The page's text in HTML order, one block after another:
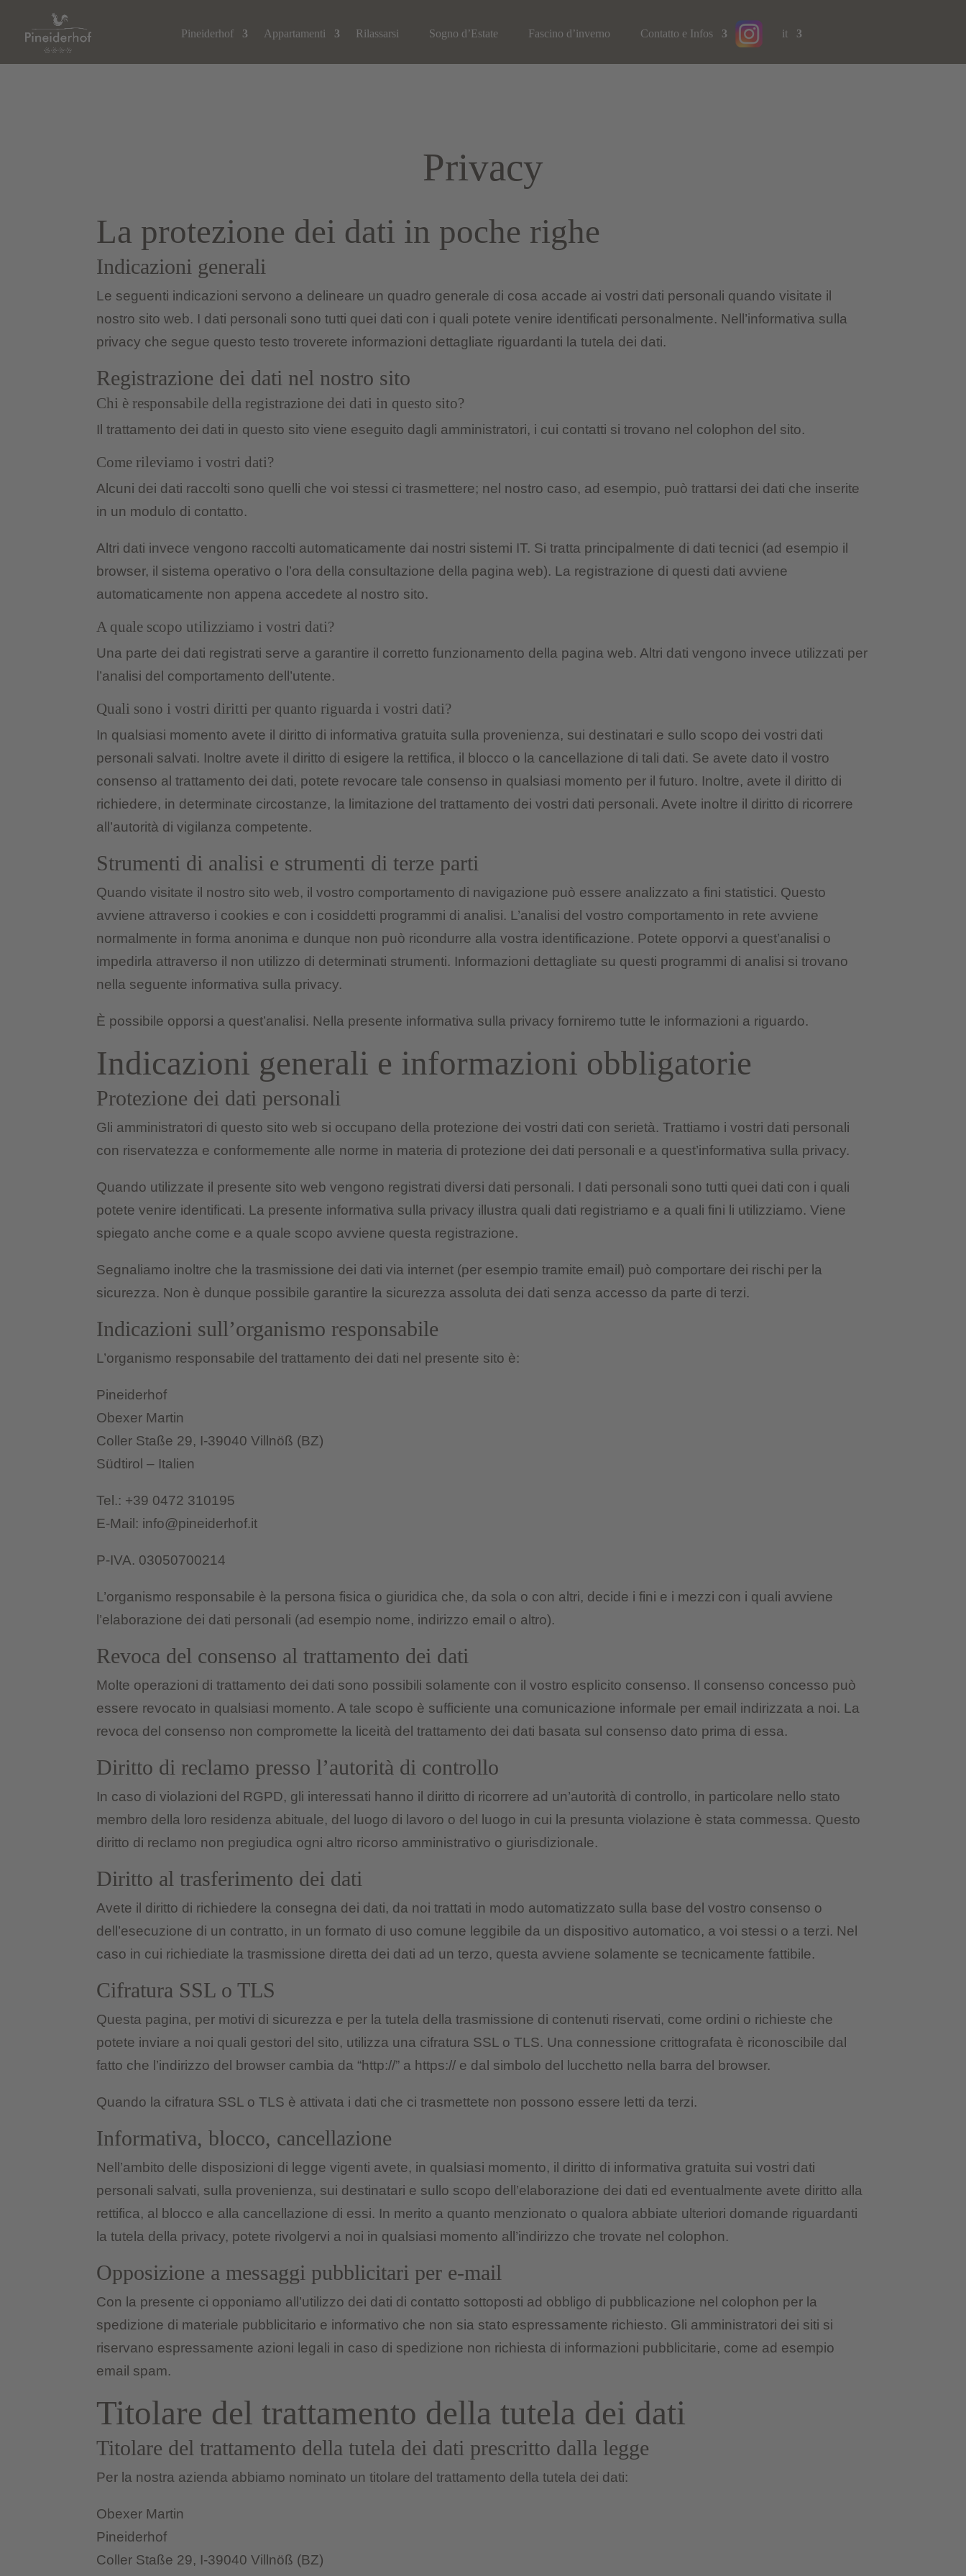
Pineiderhof Appartamenti Rilassarsi Sogno d’Estate Fascino d’inverno Contatto e Infos it
Privacy
La protezione dei dati in poche righe
Indicazioni generali
Le seguenti indicazioni servono a delineare un quadro generale di cosa accade ai vostri dati personali quando visitate il
nostro sito web. I dati personali sono tutti quei dati con i quali potete venire identificati personalmente. Nell’informativa sulla
privacy che segue questo testo troverete informazioni dettagliate riguardanti la tutela dei dati.
Registrazione dei dati nel nostro sito
Chi è responsabile della registrazione dei dati in questo sito?
Il trattamento dei dati in questo sito viene eseguito dagli amministratori, i cui contatti si trovano nel colophon del sito.
Come rileviamo i vostri dati?
Alcuni dei dati raccolti sono quelli che voi stessi ci trasmettere; nel nostro caso, ad esempio, può trattarsi dei dati che inserite
in un modulo di contatto.
Altri dati invece vengono raccolti automaticamente dai nostri sistemi IT. Si tratta principalmente di dati tecnici (ad esempio il
browser, il sistema operativo o l’ora della consultazione della pagina web). La registrazione di questi dati avviene
automaticamente non appena accedete al nostro sito.
A quale scopo utilizziamo i vostri dati?
Una parte dei dati registrati serve a garantire il corretto funzionamento della pagina web. Altri dati vengono invece utilizzati per
l’analisi del comportamento dell’utente.
Quali sono i vostri diritti per quanto riguarda i vostri dati?
In qualsiasi momento avete il diritto di informativa gratuita sulla provenienza, sui destinatari e sullo scopo dei vostri dati
personali salvati. Inoltre avete il diritto di esigere la rettifica, il blocco o la cancellazione di tali dati. Se avete dato il vostro
consenso al trattamento dei dati, potete revocare tale consenso in qualsiasi momento per il futuro. Inoltre, avete il diritto di
richiedere, in determinate circostanze, la limitazione del trattamento dei vostri dati personali. Avete inoltre il diritto di ricorrere
all’autorità di vigilanza competente.
Strumenti di analisi e strumenti di terze parti
Quando visitate il nostro sito web, il vostro comportamento di navigazione può essere analizzato a fini statistici. Questo
avviene attraverso i cookies e con i cosiddetti programmi di analisi. L’analisi del vostro comportamento in rete avviene
normalmente in forma anonima e dunque non può ricondurre alla vostra identificazione. Potete opporvi a quest’analisi o
impedirla attraverso il non utilizzo di determinati strumenti. Informazioni dettagliate su questi programmi di analisi si trovano
nella seguente informativa sulla privacy.
È possibile opporsi a quest’analisi. Nella presente informativa sulla privacy forniremo tutte le informazioni a riguardo.
Indicazioni generali e informazioni obbligatorie
Protezione dei dati personali
Gli amministratori di questo sito web si occupano della protezione dei vostri dati con serietà. Trattiamo i vostri dati personali
con riservatezza e conformemente alle norme in materia di protezione dei dati personali e a quest’informativa sulla privacy.
Quando utilizzate il presente sito web vengono registrati diversi dati personali. I dati personali sono tutti quei dati con i quali
potete venire identificati. La presente informativa sulla privacy illustra quali dati registriamo e a quali fini li utilizziamo. Viene
spiegato anche come e a quale scopo avviene questa registrazione.
Segnaliamo inoltre che la trasmissione dei dati via internet (per esempio tramite email) può comportare dei rischi per la
sicurezza. Non è dunque possibile garantire la sicurezza assoluta dei dati senza accesso da parte di terzi.
Indicazioni sull’organismo responsabile
L’organismo responsabile del trattamento dei dati nel presente sito è:
Pineiderhof
Obexer Martin
Coller Staße 29, I-39040 Villnöß (BZ)
Südtirol – Italien
Tel.: +39 0472 310195
E-Mail: info@pineiderhof.it
P-IVA. 03050700214
L’organismo responsabile è la persona fisica o giuridica che, da sola o con altri, decide i fini e i mezzi con i quali avviene
l’elaborazione dei dati personali (ad esempio nome, indirizzo email o altro).
Revoca del consenso al trattamento dei dati
Molte operazioni di trattamento dei dati sono possibili solamente con il vostro esplicito consenso. Il consenso concesso può
essere revocato in qualsiasi momento. A tale scopo è sufficiente una comunicazione informale per email indirizzata a noi. La
revoca del consenso non compromette la liceità del trattamento dei dati basata sul consenso dato prima di essa.
Diritto di reclamo presso l’autorità di controllo
In caso di violazioni del RGPD, gli interessati hanno il diritto di ricorrere ad un’autorità di controllo, in particolare nello stato
membro della loro residenza abituale, del luogo di lavoro o del luogo in cui la presunta violazione è stata commessa. Questo
diritto di reclamo non pregiudica ogni altro ricorso amministrativo o giurisdizionale.
Diritto al trasferimento dei dati
Avete il diritto di richiedere la consegna dei dati, da noi trattati in modo automatizzato sulla base del vostro consenso o
dell’esecuzione di un contratto, in un formato di uso comune leggibile da un dispositivo automatico, a voi stessi o a terzi. Nel
caso in cui richiediate la trasmissione diretta dei dati ad un terzo, questa avviene solamente se tecnicamente fattibile.
Cifratura SSL o TLS
Questa pagina, per motivi di sicurezza e per la tutela della trasmissione di contenuti riservati, come ordini o richieste che
potete inviare a noi quali gestori del sito, utilizza una cifratura SSL o TLS. Una connessione crittografata è riconoscibile dal
fatto che l’indirizzo del browser cambia da “http://” a https:// e dal simbolo del lucchetto nella barra del browser.
Quando la cifratura SSL o TLS è attivata i dati che ci trasmettete non possono essere letti da terzi.
Informativa, blocco, cancellazione
Nell’ambito delle disposizioni di legge vigenti avete, in qualsiasi momento, il diritto di informativa gratuita sui vostri dati
personali salvati, sulla provenienza, sui destinatari e sullo scopo dell’elaborazione dei dati ed eventualmente avete diritto alla
rettifica, al blocco e alla cancellazione di essi. In merito a quanto menzionato o qualora abbiate ulteriori domande riguardanti
la tutela della privacy, potete rivolgervi a noi in qualsiasi momento all’indirizzo che trovate nel colophon.
Opposizione a messaggi pubblicitari per e-mail
Con la presente ci opponiamo all’utilizzo dei dati di contatto sottoposti ad obbligo di pubblicazione nel colophon per la
spedizione di materiale pubblicitario e informativo che non sia stato espressamente richiesto. Gli amministratori dei siti si
riservano espressamente azioni legali in caso di spedizione non richiesta di informazioni pubblicitarie, come ad esempio
email spam.
Titolare del trattamento della tutela dei dati
Titolare del trattamento della tutela dei dati prescritto dalla legge
Per la nostra azienda abbiamo nominato un titolare del trattamento della tutela dei dati:
Obexer Martin
Pineiderhof
Coller Staße 29, I-39040 Villnöß (BZ)